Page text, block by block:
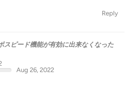
Reply
ピード機能が有効に出来なくなった
Aug 26, 2022